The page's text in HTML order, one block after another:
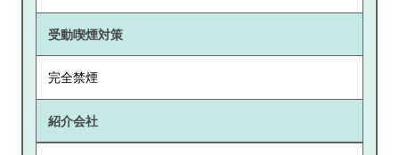
受動喫煙対策
完全禁煙
紹介会社